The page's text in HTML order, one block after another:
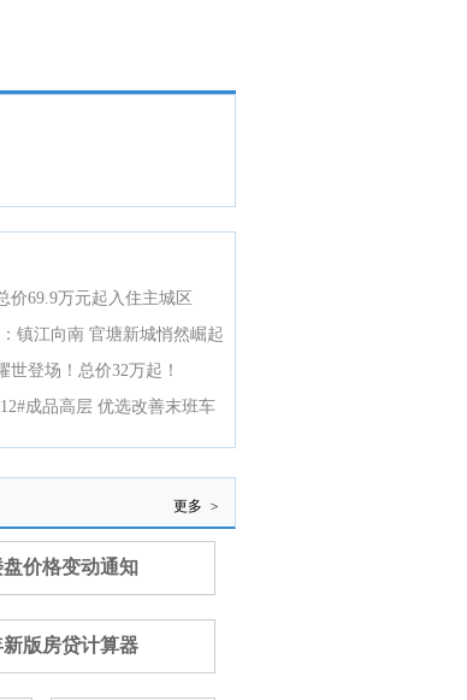
价69.9万元起入住主城区
镇江向南 官塘新城悄然崛起
世登场！总价32万起！
成品高层 优选改善末班车
更多 >
价格变动通知
新版房贷计算器